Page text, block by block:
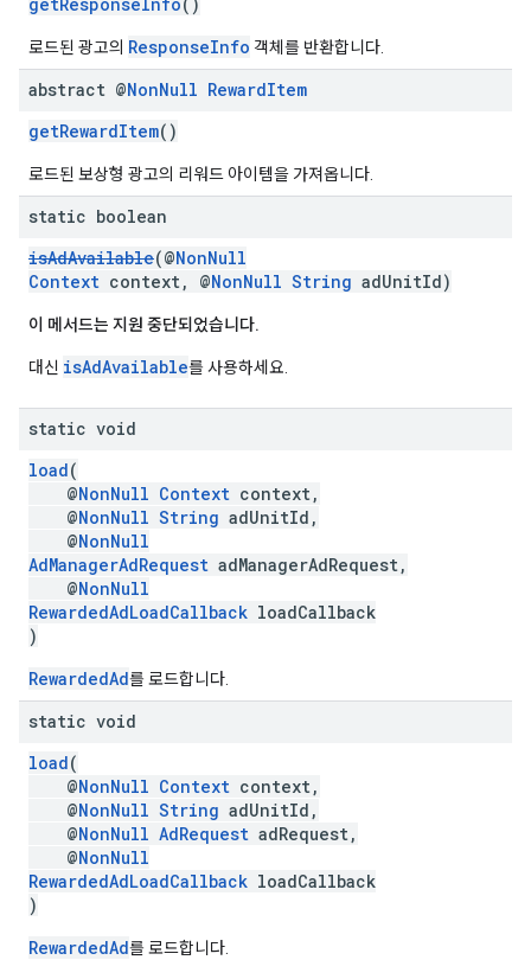
로드된 광고의 ResponseInfo 객체를 반환합니다.
abstract @NonNull RewardItem
getRewardItem()
로드된 보상형 광고의 리워드 아이템을 가져옵니다.
static boolean
isAdAvailable(@NonNull
Context context, @NonNull String adUnitId)
이 메서드는 지원 중단되었습니다.
대신 isAdAvailable를 사용하세요.
static void
load(
@NonNull Context context,
@NonNull String adUnitId,
@NonNull
AdManagerAdRequest adManagerAdRequest,
@NonNull
RewardedAdLoadCallback loadCallback
)
RewardedAd를 로드합니다.
static void
load(
@NonNull Context context,
@NonNull String adUnitId,
@NonNull AdRequest adRequest,
@NonNull
RewardedAdLoadCallback loadCallback
)
RewardedAd를 로드합니다.